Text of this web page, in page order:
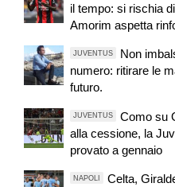
il tempo: si rischia
Amorim aspetta
JUVENTUS
Non
numero: ritirare le
futuro.
JUVENTUS
Como su
alla cessione, la
provato a gennaio
NAPOLI
Celta,